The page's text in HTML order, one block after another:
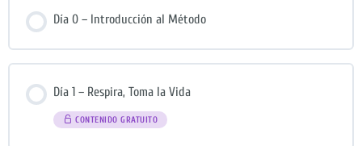
Día 0 – Introducción al Método
Día 1 – Respira, Toma la Vida
CONTENIDO GRATUITO